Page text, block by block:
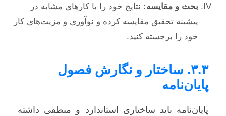
بحث و مقایسه: نتایج خود را با کارهای مشابه در
پیشینه تحقیق مقایسه کرده و نوآوری و مزیت‌های کار
خود را برجسته کنید.
۳.۳. ساختار و نگارش فصول
پایان‌نامه
پایان‌نامه باید ساختاری استاندارد و منطقی داشته